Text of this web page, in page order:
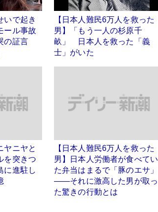
いで起き
ール事故
の証言
【日本人難民6万人を救った
男】「もう一人の杉原千
畝」 日本人を救った「義
士」がいた
ヤニヤと
を突きつ
進駐し
【日本人難民6万人を救った
男】日本人労働者が食べてい
た弁当はまるで「豚のエサ」
――それに激高した男が取っ
た驚きの行動とは